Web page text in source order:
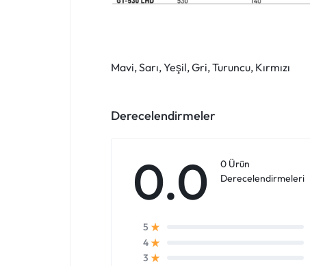
Mavi, Sarı, Yeşil, Gri, Turuncu, Kırmızı
Derecelendirmeler
0.0
0 Ürün
Derecelendirmeleri
5
4
3